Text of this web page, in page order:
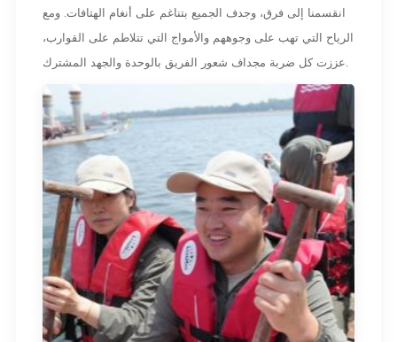
انقسمنا إلى فرق، وجدف الجميع بتناغم على أنغام الهتافات. ومع
الرياح التي تهب على وجوههم والأمواج التي تتلاطم على القوارب،
عززت كل ضربة مجداف شعور الفريق بالوحدة والجهد المشترك.